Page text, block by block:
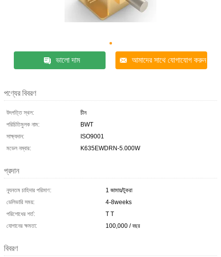
ভালো দাম আমাদের সাথে যোগাযোগ করুন
পণ্যের বিবরণ
উৎপত্তি স্থল:
চীন
পরিচিতিমুলক নাম:
BWT
সাক্ষ্যদান:
ISO9001
মডেল নম্বার:
K635EWDRN-5.000W
প্রদান
ন্যূনতম চাহিদার পরিমাণ:
1 জামায়/টুকরা
ডেলিভারি সময়:
4-8weeks
পরিশোধের শর্ত:
T T
যোগানের ক্ষমতা:
100,000 / বছর
বিবরণ